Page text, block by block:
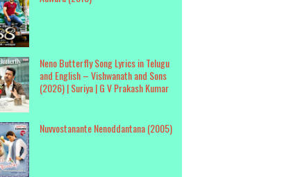
Neno Butterfly Song Lyrics in Telugu
and English – Vishwanath and Sons
(2026) | Suriya | G V Prakash Kumar
Nuvvostanante Nenoddantana (2005)